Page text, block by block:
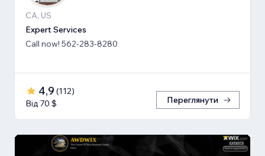
CA, US
Expert Services
Call now! 562-283-8280
4,9 (112)
Від 70 $
Переглянути